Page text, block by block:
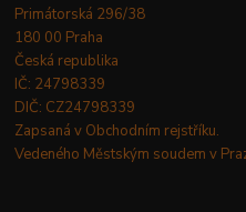
Primátorská 296/38
180 00 Praha
Česká republika
IČ: 24798339
DIČ: CZ24798339
Zapsaná v Obchodním rejstříku.
Vedeného Městským soudem v